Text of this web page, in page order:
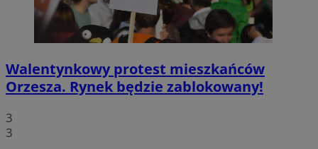
Walentynkowy protest mieszkańców
Orzesza. Rynek będzie zablokowany!
3
3